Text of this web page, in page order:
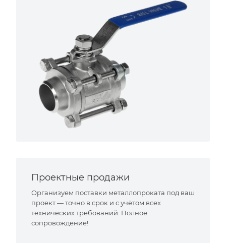
Проектные продажи
Организуем поставки металлопроката под ваш
проект — точно в срок и с учётом всех
технических требований. Полное
сопровождение!